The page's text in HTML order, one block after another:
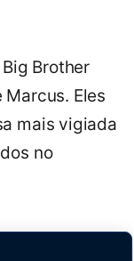
Brother
Eles
mais vigiada
no